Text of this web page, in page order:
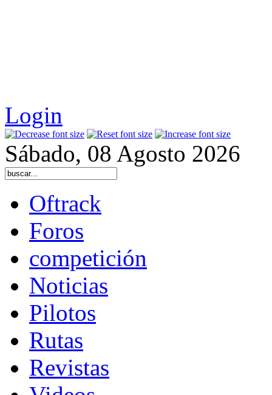
Login
Sábado, 08 Agosto 2026
Oftrack
Foros
competición
Noticias
Pilotos
Rutas
Revistas